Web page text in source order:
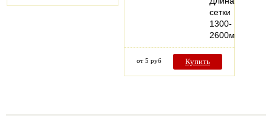
сетки
1300-
2600мм…
от 5 руб Купить